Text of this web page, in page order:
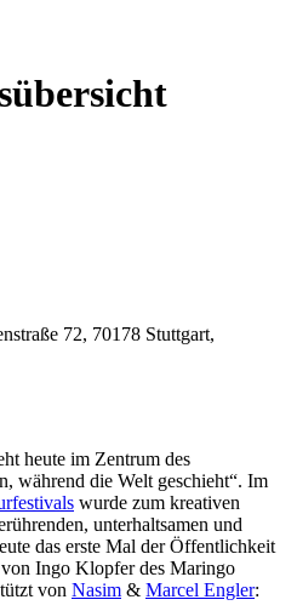
72, 70178 Stuttgart,
heute im Zentrum des
während die Welt geschieht“. Im
wurde zum kreativen
unterhaltsamen und
das erste Mal der Öffentlichkeit
Ingo Klopfer des Maringo
von Nasim & Marcel Engler: